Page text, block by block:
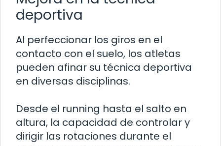
deportiva
Al perfeccionar los giros en el
contacto con el suelo, los atletas
pueden afinar su técnica deportiva
en diversas disciplinas.
Desde el running hasta el salto en
altura, la capacidad de controlar y
dirigir las rotaciones durante el